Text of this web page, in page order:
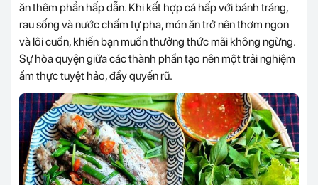
ăn thêm phần hấp dẫn. Khi kết hợp cá hấp với bánh tráng,
rau sống và nước chấm tự pha, món ăn trở nên thơm ngon
và lôi cuốn, khiến bạn muốn thưởng thức mãi không ngừng.
Sự hòa quyện giữa các thành phần tạo nên một trải nghiệm
ẩm thực tuyệt hảo, đầy quyến rũ.